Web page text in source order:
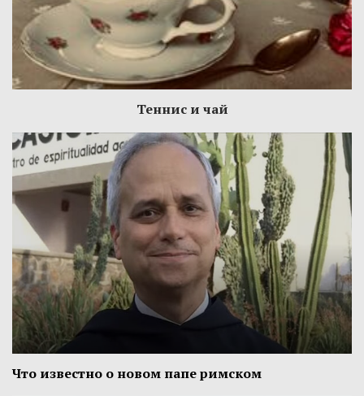
Теннис и чай
Что известно о новом папе римском